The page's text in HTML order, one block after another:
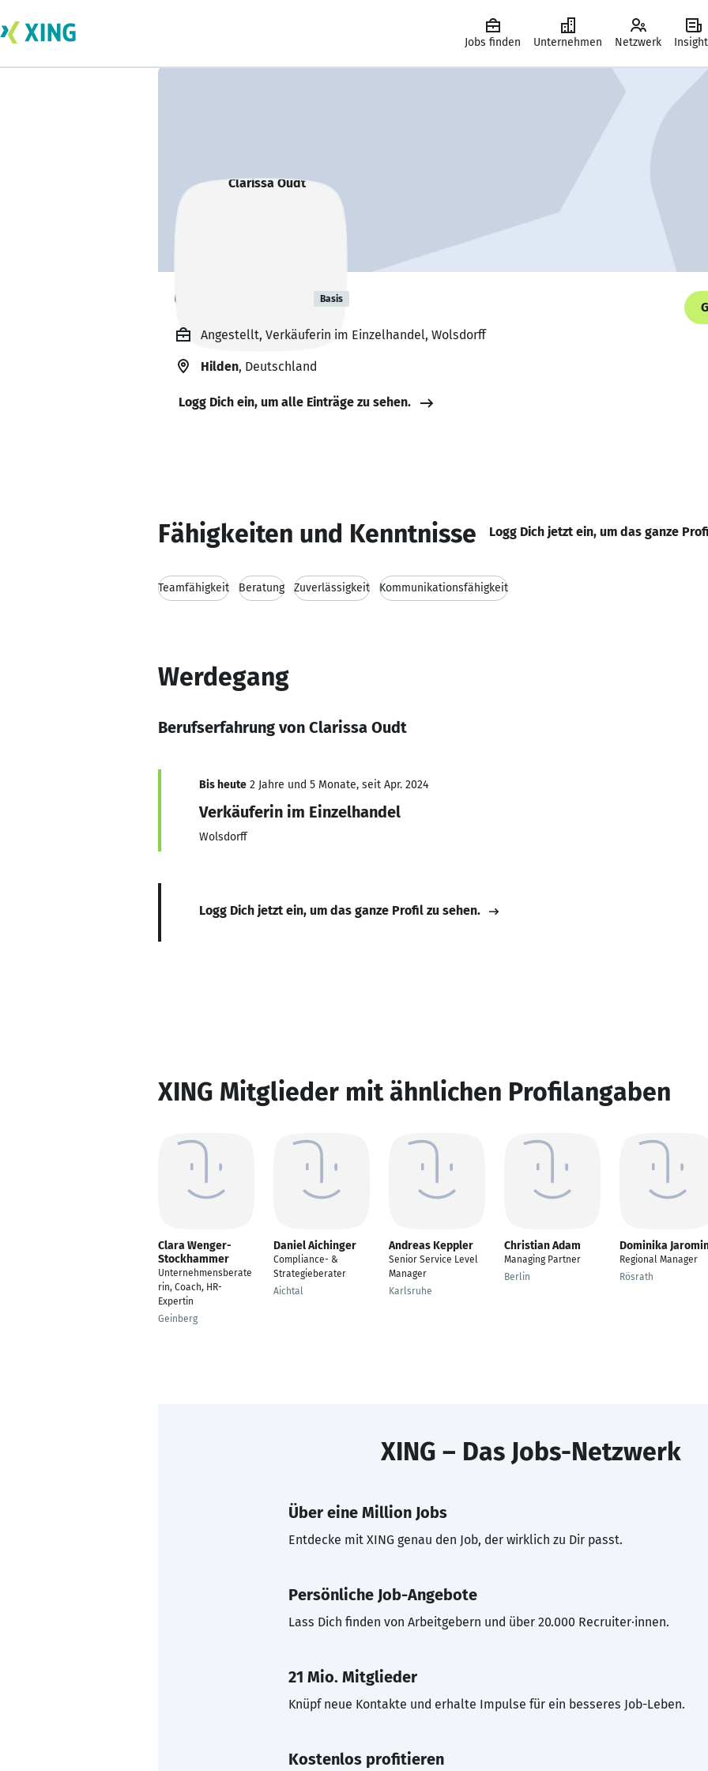
Jobs finden Unternehmen Netzwerk
Clarissa Oudt Basis
Angestellt, Verkäuferin im Einzelhandel, Wolsdorff
Hilden, Deutschland
Logg Dich ein, um alle Einträge zu sehen.
Fähigkeiten und Kenntnisse Logg Dich jetzt ein, um das ganze
Teamfähigkeit Beratung Zuverlässigkeit Kommunikationsfähigkeit
Werdegang
Berufserfahrung von Clarissa Oudt
Bis heute 2 Jahre und 5 Monate, seit Apr. 2024
Verkäuferin im Einzelhandel
Wolsdorff
Logg Dich jetzt ein, um das ganze Profil zu sehen.
XING Mitglieder mit ähnlichen Profilangaben
Clara Wenger-
Stockhammer
Unternehmensberate
rin, Coach, HR-
Expertin
Geinberg
Daniel Aichinger
Compliance- &
Strategieberater
Aichtal
Andreas Keppler
Senior Service Level
Manager
Karlsruhe
Christian Adam
Managing Partner
Berlin
Dominika
Regional Manager
Rösrath
XING – Das Jobs-Netzwerk
Über eine Million Jobs
Entdecke mit XING genau den Job, der wirklich zu Dir passt.
Persönliche Job-Angebote
Lass Dich finden von Arbeitgebern und über 20.000 Recruiter·innen.
21 Mio. Mitglieder
Knüpf neue Kontakte und erhalte Impulse für ein besseres Job-Leben.
Kostenlos profitieren